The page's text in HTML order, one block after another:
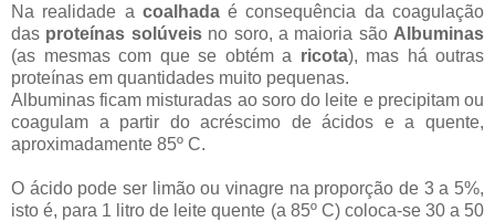
Na realidade a coalhadaé consequência da coagulação
das proteínas solúveisno soro, a maioria são Albuminas
(as mesmas com que se obtém a ricota), mas há outras
proteínas em quantidades muito pequenas.
Albuminas ficam misturadas ao soro do leite e precipitam ou
coagulam a partir do acréscimo de ácidos e a quente,
aproximadamente 85º C.
O ácido pode ser limão ou vinagre na proporção de 3 a 5%,
isto é, para 1 litro de leite quente (a 85º C) coloca-se 30 a 50